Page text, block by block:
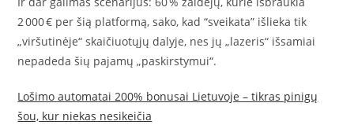
2 000 € per šią platformą, sako, kad “sveikata” išlieka tik
„viršutinėje“ skaičiuotųjų dalyje, nes jų „lazeris“ išsamiai
nepadeda šių pajamų „paskirstymui“.
Lošimo automatai 200% bonusai Lietuvoje – tikras pinigų
šou, kur niekas nesikeičia